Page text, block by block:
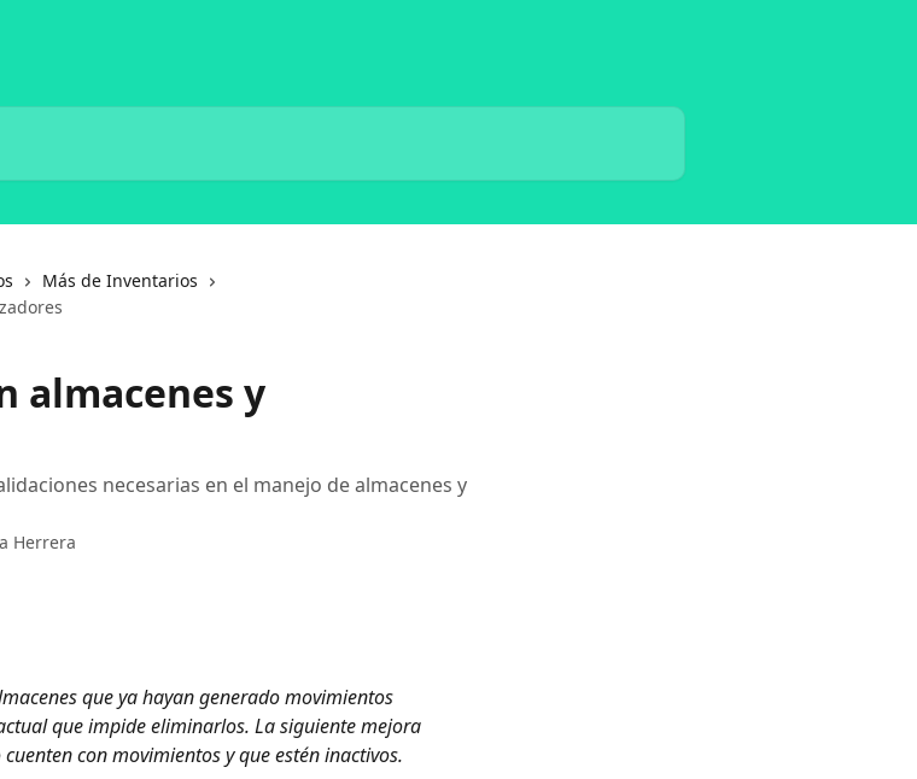
Más de Inventarios
almacenes y
necesarias en el manejo de almacenes y
Herrera
que ya hayan generado movimientos
que impide eliminarlos. La siguiente mejora
con movimientos y que estén inactivos.